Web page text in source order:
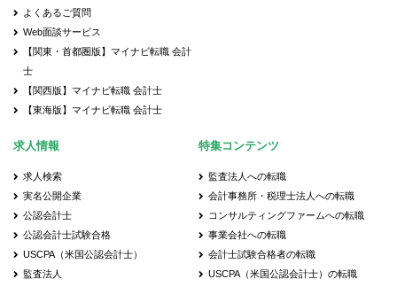
よくあるご質問
Web面談サービス
【関東・首都圏版】マイナビ転職 会計
士
【関西版】マイナビ転職 会計士
【東海版】マイナビ転職 会計士
求人情報
求人検索
実名公開企業
公認会計士
公認会計士試験合格
USCPA（米国公認会計士）
監査法人
特集コンテンツ
監査法人への転職
会計事務所・税理士法人への転職
コンサルティングファームへの転職
事業会社への転職
会計士試験合格者の転職
USCPA（米国公認会計士）の転職